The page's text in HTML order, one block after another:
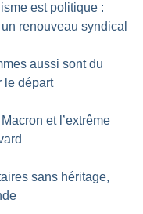
est politique :
renouveau syndical
aussi sont du
le départ
et l’extrême
sans héritage,